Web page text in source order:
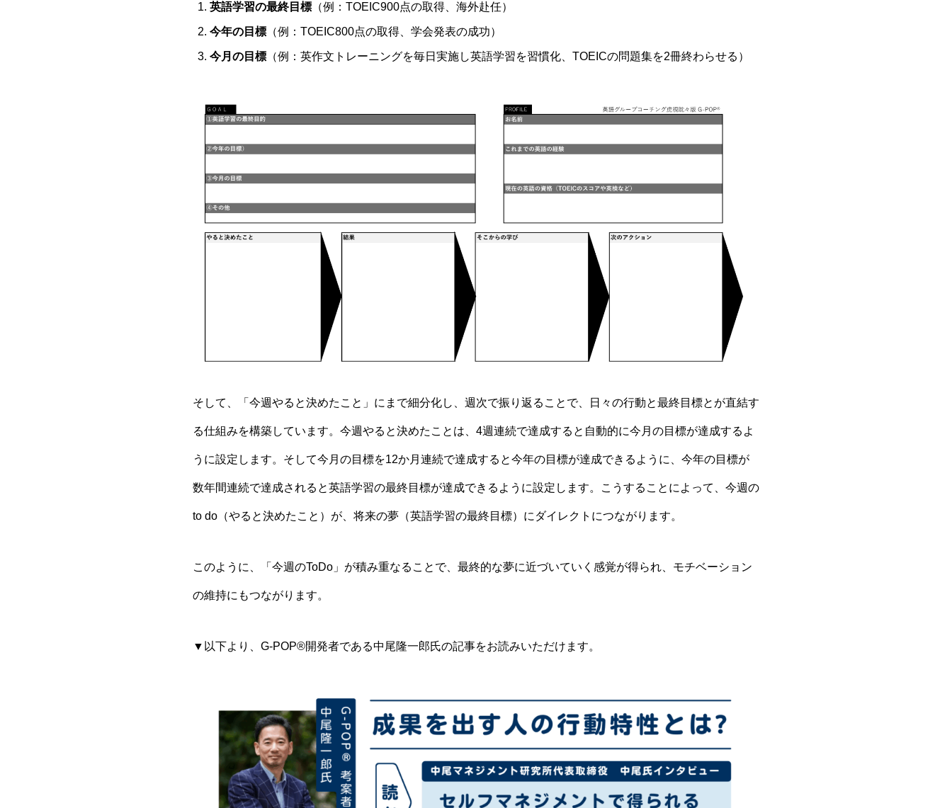
英語学習の最終目標 （例：TOEIC900点の取得、海外赴任）
今年の目標 （例：TOEIC800点の取得、学会発表の成功）
今月の目標 （例：英作文トレーニングを毎日実施し英語学習を習慣化、TOEICの問題集を2冊終わらせる）
そして、「今週やると決めたこと」にまで細分化し、週次で振り返ることで、日々の行動と最終目標とが直結す
る仕組みを構築しています。今週やると決めたことは、4週連続で達成すると自動的に今月の目標が達成するよ
うに設定します。そして今月の目標を12か月連続で達成すると今年の目標が達成できるように、今年の目標が
数年間連続で達成されると英語学習の最終目標が達成できるように設定します。こうすることによって、今週の
to do（やると決めたこと）が、将来の夢（英語学習の最終目標）にダイレクトにつながります。
このように、「今週のToDo」が積み重なることで、最終的な夢に近づいていく感覚が得られ、モチベーション
の維持にもつながります。
▼以下より、G-POP®開発者である中尾隆一郎氏の記事をお読みいただけます。